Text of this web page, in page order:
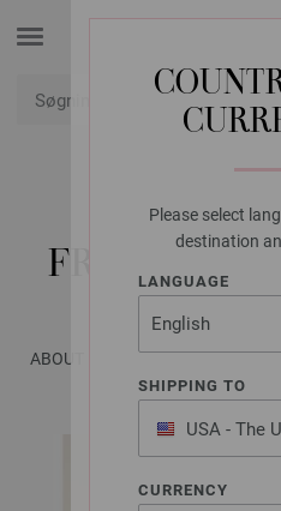
Please select
destination
LANGUAGE
SHIPPING TO
USA - The
of America
CURRENCY
LANA
FRAKKE
ABOUT BERLIN No. 8 - Magasin